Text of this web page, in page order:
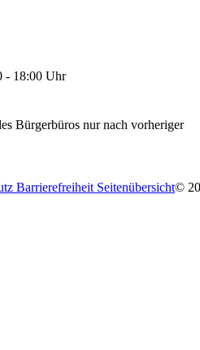
- 18:00 Uhr
Bürgerbüros nur nach vorheriger
Barrierefreiheit Seitenübersicht©